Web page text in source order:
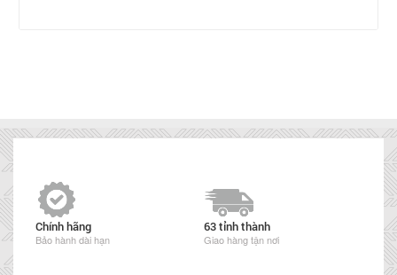
Chính hãng
Bảo hành dài hạn
63 tỉnh thành
Giao hàng tận nơi